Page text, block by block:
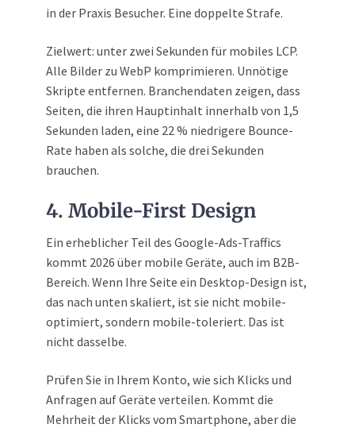
in der Praxis Besucher. Eine doppelte Strafe.
Zielwert: unter zwei Sekunden für mobiles LCP.
Alle Bilder zu WebP komprimieren. Unnötige
Skripte entfernen. Branchendaten zeigen, dass
Seiten, die ihren Hauptinhalt innerhalb von 1,5
Sekunden laden, eine 22 % niedrigere Bounce-
Rate haben als solche, die drei Sekunden
brauchen.
4. Mobile-First Design
Ein erheblicher Teil des Google-Ads-Traffics
kommt 2026 über mobile Geräte, auch im B2B-
Bereich. Wenn Ihre Seite ein Desktop-Design ist,
das nach unten skaliert, ist sie nicht mobile-
optimiert, sondern mobile-toleriert. Das ist
nicht dasselbe.
Prüfen Sie in Ihrem Konto, wie sich Klicks und
Anfragen auf Geräte verteilen. Kommt die
Mehrheit der Klicks vom Smartphone, aber die